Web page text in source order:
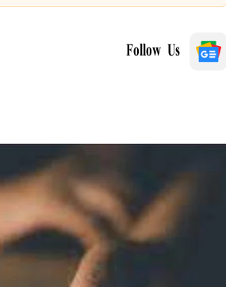
Follow Us